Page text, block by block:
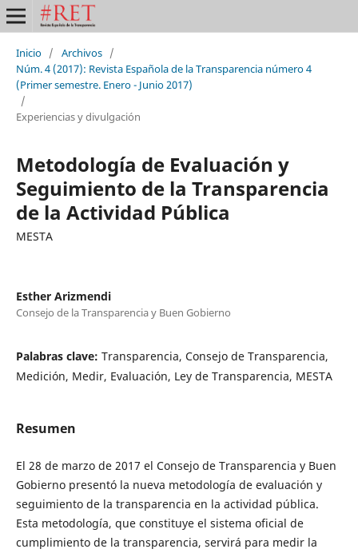
Inicio / Archivos /
Núm. 4 (2017): Revista Española de la Transparencia número 4
(Primer semestre. Enero - Junio 2017)
/
Experiencias y divulgación
Metodología de Evaluación y
Seguimiento de la Transparencia
de la Actividad Pública
MESTA
Esther Arizmendi
Consejo de la Transparencia y Buen Gobierno
Palabras clave: Transparencia, Consejo de Transparencia,
Medición, Medir, Evaluación, Ley de Transparencia, MESTA
Resumen
El 28 de marzo de 2017 el Consejo de Transparencia y Buen
Gobierno presentó la nueva metodología de evaluación y
seguimiento de la transparencia en la actividad pública.
Esta metodología, que constituye el sistema oficial de
cumplimiento de la transparencia, servirá para medir la